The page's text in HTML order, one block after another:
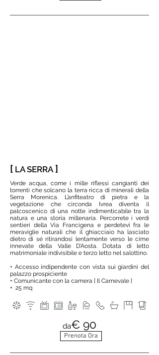
[ LA SERRA ]
Verde acqua, come i mille riflessi cangianti dei
torrenti che solcano la terra ricca di minerali della
Serra Morenica. L’anfiteatro di pietra e la
vegetazione che circonda Ivrea diventa il
palcoscenico di una notte indimenticabile tra la
natura e una storia millenaria. Percorrete i verdi
sentieri della Via Francigena e perdetevi fra le
meraviglie naturali che il ghiacciaio ha lasciato
dietro di sé ritirandosi lentamente verso le cime
innevate della Valle D’Aosta. Dotata di letto
matrimoniale indivisibile e terzo letto nel salottino.
+ Accesso indipendente con vista sui giardini del
palazzo prospiciente
+ Comunicante con la camera [ Il Carnevale ]
+ 25 mq
da€ 90
Prenota Ora